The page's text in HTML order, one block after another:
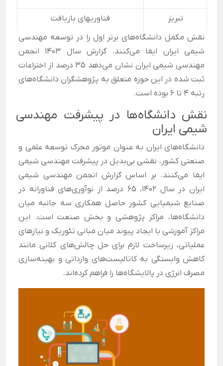
تبریز
فناوریهای بازیافت
نقش مکمل دانشگاه‌های برتر اول را در توسعه مهندسی
شیمی ایران ایفا می‌کنند. گزارش سال ۱۴۰۳ انجمن
مهندسی شیمی ایران نشان می‌دهد ۳۵ درصد از اختراعات
ثبت شده در این حوزه متعلق به پژوهشگران دانشگاه‌های
رتبه ۴ تا ۶ بوده است.
نقش دانشگاه‌ها در پیشرفت مهندسی
شیمی ایران
دانشگاه‌های ایران به عنوان موتور محرک توسعه علمی و
صنعتی کشور، نقشی بی‌بدیل در پیشرفت مهندسی شیمی
ایفا می‌کنند. بر اساس گزارش انجمن مهندسی شیمی
ایران در سال ۱۴۰۲، ۶۵ درصد از نوآوری‌های فناورانه در
صنایع شیمیایی کشور حاصل همکاری سه جانبه میان
دانشگاه‌ها، مراکز پژوهشی و بخش صنعت است. این
مراکز آموزشی با ایجاد پیوند میان مبانی تئوریک و نیازهای
عملیاتی، زیرساخت لازم برای حل چالش‌های کلانی مانند
کاهش وابستگی به کاتالیست‌های وارداتی و بهینه‌سازی
مصرف انرژی در پالایشگاه‌ها را فراهم کرده‌اند.